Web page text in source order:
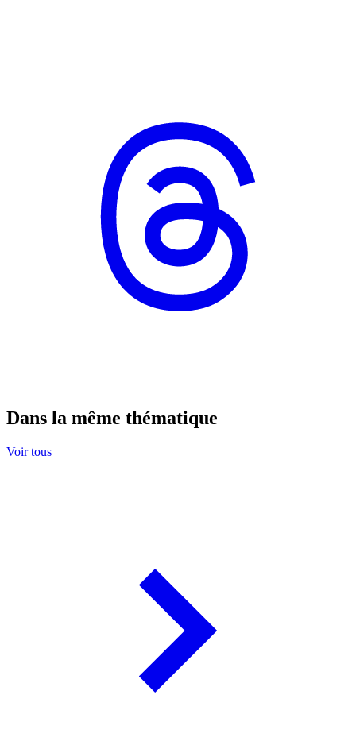
Dans la même thématique
Voir tous